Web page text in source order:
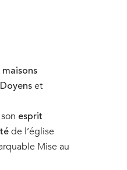
maisons
et
esprit
de l’église
Mise au